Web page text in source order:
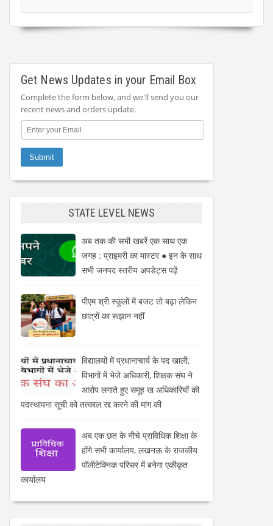
Get News Updates in your Email Box
Complete the form below, and we'll send you our
recent news and orders update.
STATE LEVEL NEWS
अब तक की सभी खबरें एक साथ एक
जगह : प्राइमरी का मास्टर ● इन के साथ
सभी जनपद स्तरीय अपडेट्स पढ़ें
पीएम श्री स्कूलों में बजट तो बढ़ा लेकिन
छात्रों का रूझान नहीं
विद्यालयों में प्रधानाचार्य के पद खाली,
विभागों में भेजे अधिकारी, शिक्षक संघ ने
आरोप लगाते हुए समूह ख अधिकारियों की
पदस्थापना सूची को तत्काल रद्द करने की मांग की
अब एक छत के नीचे प्राविधिक शिक्षा के
होंगे सभी कार्यालय, लखनऊ के राजकीय
पॉलीटेक्निक परिसर में बनेगा एकीकृत
कार्यालय